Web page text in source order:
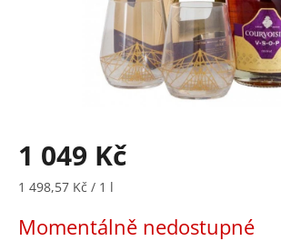
1 049 Kč
Měrná
1 498,57 Kč / 1 l
Momentálně nedostupné